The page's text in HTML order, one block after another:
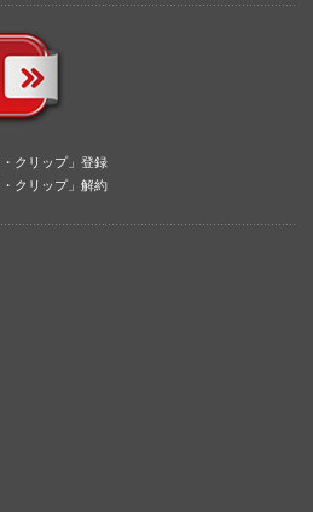
クリップ」登録
クリップ」解約